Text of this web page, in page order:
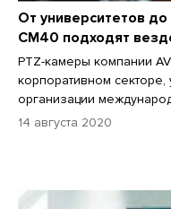
От университетов
CM40 подходят
PTZ-камеры компании
корпоративном
организации
14 августа 2020